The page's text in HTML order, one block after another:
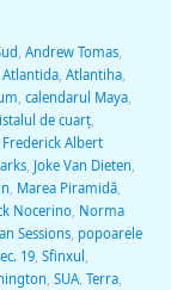
Andrew Tomas,
Atlantida, Atlantiha,
calendarul Maya,
de cuarţ,
Frederick Albert
, Joke Van Dieten
Marea Piramidă,
Nocerino, Norma
Sessions, popoarele
19, Sfinxul
SUA, Terra,